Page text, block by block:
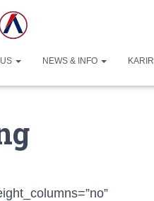
NEWS & INFO KARIR